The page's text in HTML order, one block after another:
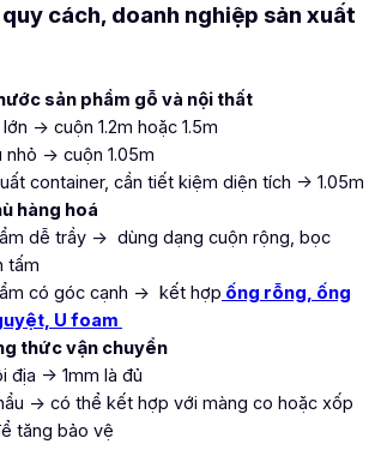
cách, doanh nghiệp sản xuất
sản phẩm gỗ và nội thất
→ cuộn 1.2m hoặc 1.5m
nhỏ → cuộn 1.05m
container, cần tiết kiệm diện tích → 1.05m
hàng hoá
dễ trầy → dùng dạng cuộn rộng, bọc
tấm
có góc cạnh → kết hợp ống rỗng, ống
U foam
thức vận chuyển
địa → 1mm là đủ
→ có thể kết hợp với màng co hoặc xốp
tăng bảo vệ